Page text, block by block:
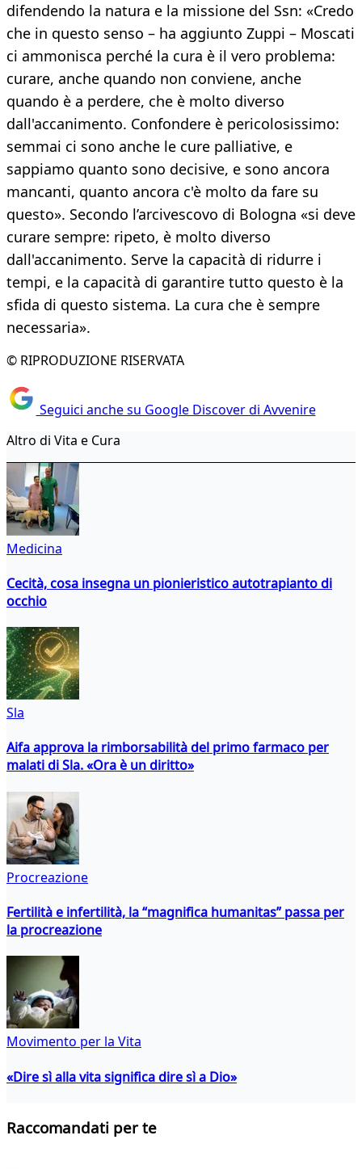
difendendo la natura e la missione del Ssn: «Credo
che in questo senso – ha aggiunto Zuppi – Moscati
ci ammonisca perché la cura è il vero problema:
curare, anche quando non conviene, anche
quando è a perdere, che è molto diverso
dall'accanimento. Confondere è pericolosissimo:
semmai ci sono anche le cure palliative, e
sappiamo quanto sono decisive, e sono ancora
mancanti, quanto ancora c'è molto da fare su
questo». Secondo l’arcivescovo di Bologna «si deve
curare sempre: ripeto, è molto diverso
dall'accanimento. Serve la capacità di ridurre i
tempi, e la capacità di garantire tutto questo è la
sfida di questo sistema. La cura che è sempre
necessaria».
© RIPRODUZIONE RISERVATA
Seguici anche su Google Discover di Avvenire
Altro di Vita e Cura
Medicina
Cecità, cosa insegna un pionieristico autotrapianto di
occhio
Sla
Aifa approva la rimborsabilità del primo farmaco per
malati di Sla. «Ora è un diritto»
Procreazione
Fertilità e infertilità, la “magnifica humanitas” passa per
la procreazione
Movimento per la Vita
«Dire sì alla vita significa dire sì a Dio»
Raccomandati per te